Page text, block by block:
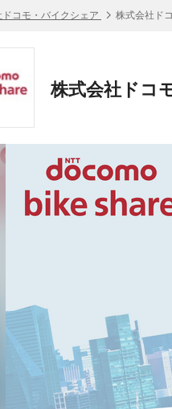
コモ・バイクシェア 株式会社ド
株式会社ドコ